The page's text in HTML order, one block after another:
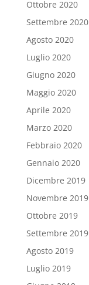
Ottobre 2020
Settembre 2020
Agosto 2020
Luglio 2020
Giugno 2020
Maggio 2020
Aprile 2020
Marzo 2020
Febbraio 2020
Gennaio 2020
Dicembre 2019
Novembre 2019
Ottobre 2019
Settembre 2019
Agosto 2019
Luglio 2019